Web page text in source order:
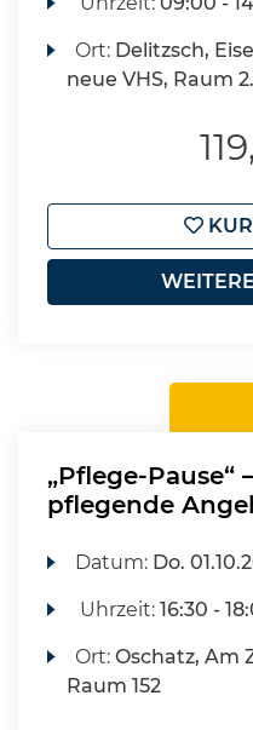
Ort: Delitzsch,
neue VHS, Raum
„Pflege-Pause“
pflegende
Datum: Do.
Uhrzeit:16:30 -
Ort:Oschatz, Am
Raum 152